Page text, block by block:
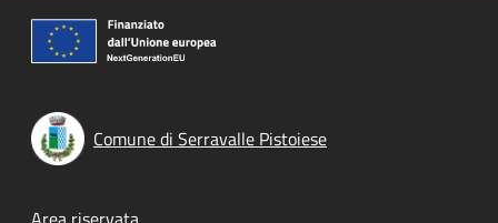
Comune di Serravalle Pistoiese